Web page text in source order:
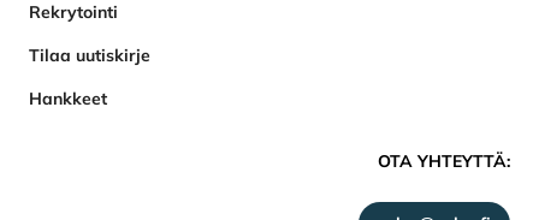
Rekrytointi
Tilaa uutiskirje
Hankkeet
OTA YHTEYTTÄ: